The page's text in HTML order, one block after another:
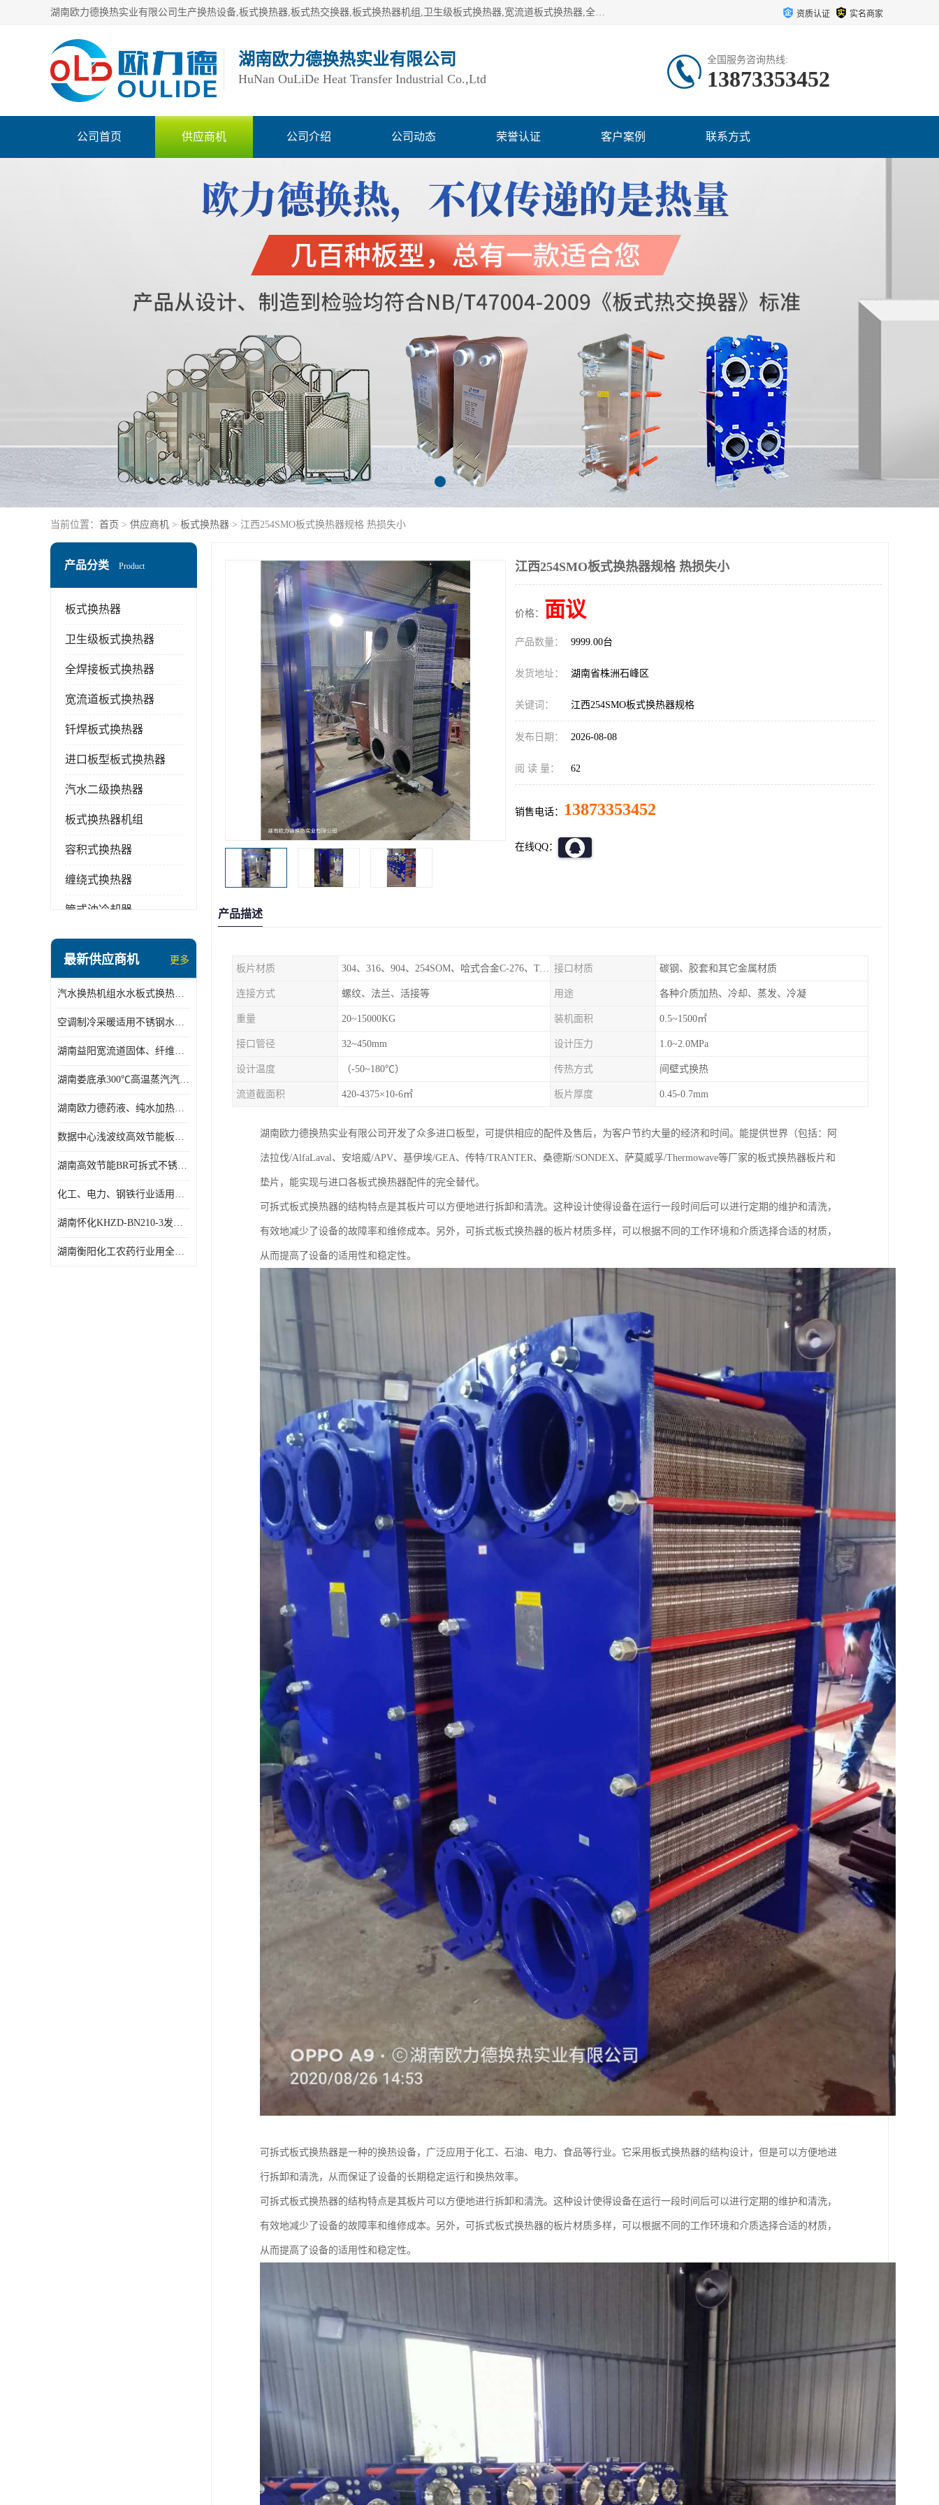
湖南欧力德换热实业有限公司生产换热设备,板式换热器,板式热交换器,板式换热器机组,卫生级板式换热器,宽流道板式换热器,全焊接板式换热器,钎焊板式换热器,钛材板式换热器,容积式换热器,盘管换热,不锈钢水箱,定压补水机组,变频供水机组等,用户覆盖：湖南、湖北、广西、广东、海南、云南、贵州等全国各地。 资质认证 实名商家
湖南欧力德换热实业有限公司
HuNan OuLiDe Heat Transfer Industrial Co.,Ltd
全国服务咨询热线:
13873353452
公司首页 供应商机 公司介绍 公司动态 荣誉认证 客户案例 联系方式
当前位置： 首页 > 供应商机 > 板式换热器 > 江西254SMO板式换热器规格 热损失小
产品分类 Product
板式换热器
卫生级板式换热器
全焊接板式换热器
宽流道板式换热器
钎焊板式换热器
进口板型板式换热器
汽水二级换热器
板式换热器机组
容积式换热器
缠绕式换热器
管式油冷却器
盘管换热
变频供水机组
汽水混合加热器
水处理设备
最新供应商机 更多
汽水换热机组水水板式换热机组板式热交换机组厂家专业定制
空调制冷采暖适用不锈钢水水汽水板式换热器
湖南益阳宽流道固体、纤维、浆状物质加热冷却冷凝蒸发板式换热器
湖南娄底承300℃高温蒸汽汽水二级换热器
湖南欧力德药液、纯水加热、冷却、蒸发及杀菌用卫生级板式换热器
数据中心浅波纹高效节能板式换热器
湖南高效节能BR可拆式不锈钢板式换热器厂家定制
化工、电力、钢铁行业适用冷却冷凝蒸发加热不锈钢可拆式板式换热器
湖南怀化KHZD-BN210-3发动机柴油冷却钎焊机板式热交换器
湖南衡阳化工农药行业用全焊接板式冷凝器专业定制
江西254SMO板式换热器规格 热损失小
价格： 面议
产品数量： 9999.00台
发货地址： 湖南省株洲石峰区
关键词： 江西254SMO板式换热器规格
发布日期： 2026-08-08
阅 读 量： 62
销售电话： 13873353452
在线QQ：
产品描述
板片材质 304、316、904、254SOM、哈式合金C-276、TA1等 接口材质 碳钢、胶套和其它金属材质
连接方式 螺纹、法兰、活接等 用途 各种介质加热、冷却、蒸发、冷凝
重量 20~15000KG 装机面积 0.5~1500㎡
接口管径 32~450mm 设计压力 1.0~2.0MPa
设计温度 （-50~180℃） 传热方式 间壁式换热
流道截面积 420-4375×10-6㎡ 板片厚度 0.45-0.7mm
湖南欧力德换热实业有限公司开发了众多进口板型，可提供相应的配件及售后，为客户节约大量的经济和时间。能提供世界（包括：阿
法拉伐/AlfaLaval、安培威/APV、基伊埃/GEA、传特/TRANTER、桑德斯/SONDEX、萨莫威孚/Thermowave等厂家的板式换热器板片和
垫片，能实现与进口各板式换热器配件的完全替代。
可拆式板式换热器的结构特点是其板片可以方便地进行拆卸和清洗。这种设计使得设备在运行一段时间后可以进行定期的维护和清洗，
有效地减少了设备的故障率和维修成本。另外，可拆式板式换热器的板片材质多样，可以根据不同的工作环境和介质选择合适的材质，
从而提高了设备的适用性和稳定性。
可拆式板式换热器是一种的换热设备，广泛应用于化工、石油、电力、食品等行业。它采用板式换热器的结构设计，但是可以方便地进
行拆卸和清洗，从而保证了设备的长期稳定运行和换热效率。
可拆式板式换热器的结构特点是其板片可以方便地进行拆卸和清洗。这种设计使得设备在运行一段时间后可以进行定期的维护和清洗，
有效地减少了设备的故障率和维修成本。另外，可拆式板式换热器的板片材质多样，可以根据不同的工作环境和介质选择合适的材质，
从而提高了设备的适用性和稳定性。